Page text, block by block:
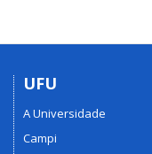
UFU
A Universidade
Campi